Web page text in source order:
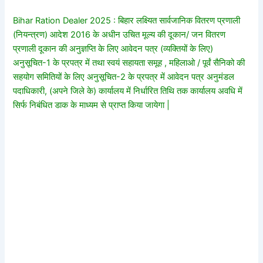
Bihar Ration Dealer 2025 : बिहार लक्ष्यित सार्वजानिक वितरण प्रणाली
(नियन्त्रण) आदेश 2016 के अधीन उचित मूल्य की दूकान/ जन वितरण
प्रणाली दूकान की अनुज्ञप्ति के लिए आवेदन पत्र (व्यक्तियों के लिए)
अनुसूचित-1 के प्रपत्र में तथा स्वयं सहायता समूह , महिलाओ / पूर्वं सैनिको की
सहयोग समितियों के लिए अनुसूचित-2 के प्रपत्र में आवेदन पत्र अनुमंडल
पदाधिकारी, (अपने जिले के) कार्यालय में निर्धारित तिथि तक कार्यालय अवधि में
सिर्फ निबंधित डाक के माध्यम से प्राप्त किया जायेगा |